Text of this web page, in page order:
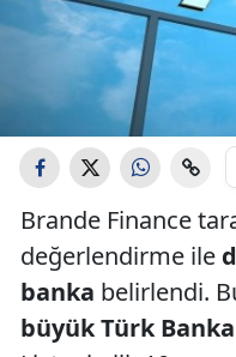
Brande Finance
değerlendirme ile
banka belirlendi.
büyük Türk